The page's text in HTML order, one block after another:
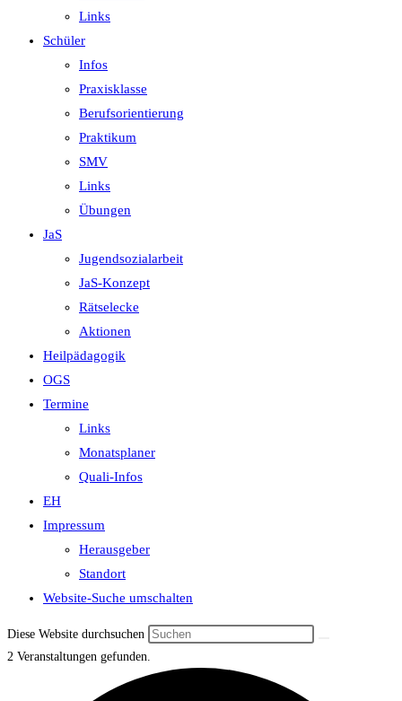
Links
Schüler
Infos
Praxisklasse
Berufsorientierung
Praktikum
SMV
Links
Übungen
JaS
Jugendsozialarbeit
JaS-Konzept
Rätselecke
Aktionen
Heilpädagogik
OGS
Termine
Links
Monatsplaner
Quali-Infos
EH
Impressum
Herausgeber
Standort
Website-Suche umschalten
Diese Website durchsuchen
2 Veranstaltungen gefunden.